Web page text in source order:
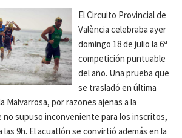
El Circuito Provincial de
València celebraba ayer
domingo 18 de julio la 6ª
competición puntuable
del año. Una prueba que
se trasladó en última
Malvarrosa, por razones ajenas a la
no supuso inconveniente para los inscritos,
las 9h. El acuatlón se convirtió además en la